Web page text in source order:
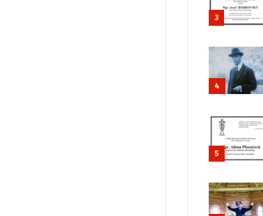
3
4
5